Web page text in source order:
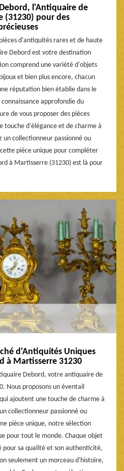
l'Antiquaire de
(31230) pour des
d'antiquités rares et de haute
Debord est votre destination
comprend une variété d'objets
et bien plus encore, chacun
réputation bien établie dans le
approfondie du
de vous proposer des pièces
touche d'élégance et de charme à
un collectionneur passionné ou
pièce unique pour compléter
à Martisserre (31230) est là pour
d'Antiquités Uniques
à Martisserre 31230
Debord, votre antiquaire de
Nous proposons un éventail
ajoutent une touche de charme à
collectionneur passionné ou
pièce unique, notre sélection
pour tout le monde. Chaque objet
pour sa qualité et son authenticité,
seulement un morceau d'histoire,